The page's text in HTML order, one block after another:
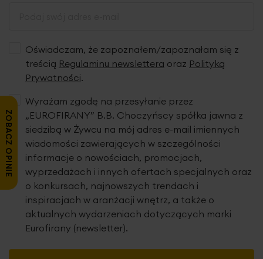
Oświadczam, że zapoznałem/zapoznałam się z
treścią Regulaminu newslettera oraz Polityką
Prywatności.
Wyrażam zgodę na przesyłanie przez
„EUROFIRANY” B.B. Choczyńscy spółka jawna z
siedzibą w Żywcu na mój adres e-mail imiennych
wiadomości zawierających w szczególności
informacje o nowościach, promocjach,
wyprzedażach i innych ofertach specjalnych oraz
o konkursach, najnowszych trendach i
inspiracjach w aranżacji wnętrz, a także o
aktualnych wydarzeniach dotyczących marki
Eurofirany (newsletter).
ZOBACZ OPINIE